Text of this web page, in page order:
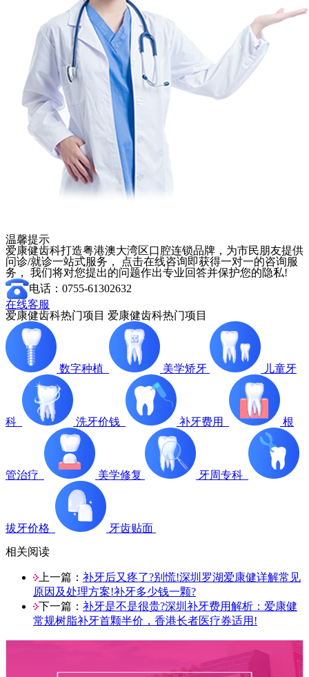
温馨提示
爱康健齿科打造粤港澳大湾区口腔连锁品牌，为市民朋友提供
问诊/就诊一站式服务， 点击在线咨询即获得一对一的咨询服
务， 我们将对您提出的问题作出专业回答并保护您的隐私!
电话：0755-61302632
在线客服
爱康健齿科热门项目 爱康健齿科热门项目
数字种植 美学矫牙 儿童牙
科 洗牙价钱 补牙费用 根
管治疗 美学修复 牙周专科
拔牙价格
牙齿贴面
相关阅读
上一篇： 补牙后又疼了?别慌!深圳罗湖爱康健详解常见
原因及处理方案!补牙多少钱一颗?
下一篇： 补牙是不是很贵?深圳补牙费用解析：爱康健
常规树脂补牙首颗半价，香港长者医疗券适用!